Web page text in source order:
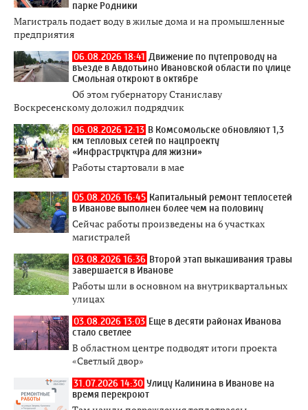
парке Родники
Магистраль подает воду в жилые дома и на промышленные
предприятия
06.08.2026 18:41 Движение по путепроводу на
въезде в Авдотьино Ивановской области по улице
Смольная откроют в октябре
Об этом губернатору Станиславу
Воскресенскому доложил подрядчик
06.08.2026 12:13 В Комсомольске обновляют 1,3
км тепловых сетей по нацпроекту
«Инфраструктура для жизни»
Работы стартовали в мае
05.08.2026 16:45 Капитальный ремонт теплосетей
в Иванове выполнен более чем на половину
Сейчас работы произведены на 6 участках
магистралей
03.08.2026 16:36 Второй этап выкашивания травы
завершается в Иванове
Работы шли в основном на внутриквартальных
улицах
03.08.2026 13:03 Еще в десяти районах Иванова
стало светлее
В областном центре подводят итоги проекта
«Светлый двор»
31.07.2026 14:30 Улицу Калинина в Иванове на
время перекроют